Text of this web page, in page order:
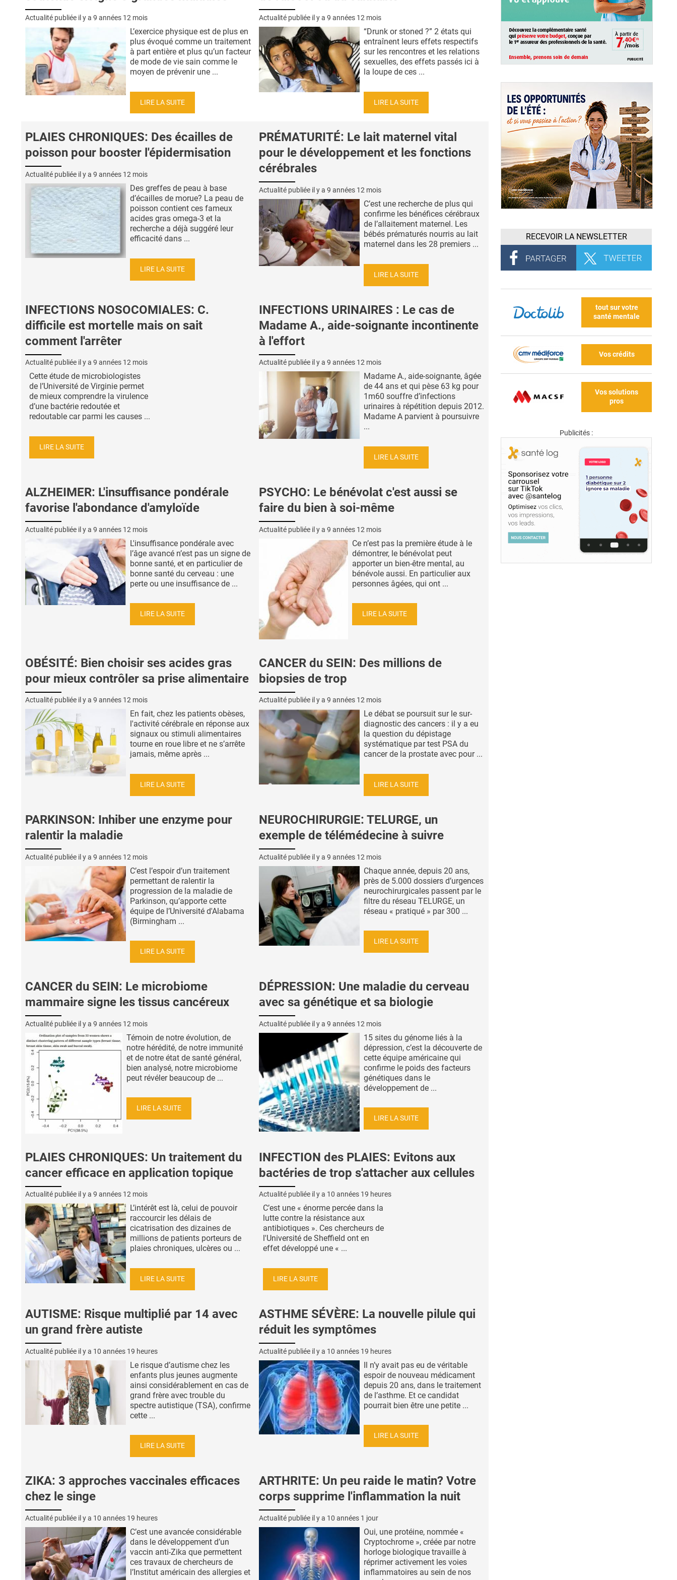
Actualité publiée il y a 9 années 12 mois
L’exercice physique est de plus en
plus évoqué comme un traitement
à part entière et plus qu’un facteur
de mode de vie sain comme le
moyen de prévenir une ...
LIRE LA SUITE
Actualité publiée il y a 9 années 12 mois
“Drunk or stoned ?” 2 états qui
entraînent leurs effets respectifs
sur les rencontres et les relations
sexuelles, des effets passés ici à
la loupe de ces ...
LIRE LA SUITE
PLAIES CHRONIQUES: Des écailles de
poisson pour booster l'épidermisation
Actualité publiée il y a 9 années 12 mois
Des greffes de peau à base
d’écailles de morue? La peau de
poisson contient ces fameux
acides gras omega-3 et la
recherche a déjà suggéré leur
efficacité dans ...
LIRE LA SUITE
PRÉMATURITÉ: Le lait maternel vital
pour le développement et les fonctions
cérébrales
Actualité publiée il y a 9 années 12 mois
C’est une recherche de plus qui
confirme les bénéfices cérébraux
de l’allaitement maternel. Les
bébés prématurés nourris au lait
maternel dans les 28 premiers ...
LIRE LA SUITE
INFECTIONS NOSOCOMIALES: C.
difficile est mortelle mais on sait
comment l'arrêter
Actualité publiée il y a 9 années 12 mois
Cette étude de microbiologistes
de l’Université de Virginie permet
de mieux comprendre la virulence
d’une bactérie redoutée et
redoutable car parmi les causes ...
LIRE LA SUITE
INFECTIONS URINAIRES : Le cas de
Madame A., aide-soignante incontinente
à l'effort
Actualité publiée il y a 9 années 12 mois
Madame A., aide-soignante, âgée
de 44 ans et qui pèse 63 kg pour
1m60 souffre d’infections
urinaires à répétition depuis 2012.
Madame A parvient à poursuivre
...
LIRE LA SUITE
ALZHEIMER: L'insuffisance pondérale
favorise l'abondance d'amyloïde
Actualité publiée il y a 9 années 12 mois
L'insuffisance pondérale avec
l’âge avancé n’est pas un signe de
bonne santé, et en particulier de
bonne santé du cerveau : une
perte ou une insuffisance de ...
LIRE LA SUITE
PSYCHO: Le bénévolat c'est aussi se
faire du bien à soi-même
Actualité publiée il y a 9 années 12 mois
Ce n’est pas la première étude à le
démontrer, le bénévolat peut
apporter un bien-être mental, au
bénévole aussi. En particulier aux
personnes âgées, qui ont ...
LIRE LA SUITE
OBÉSITÉ: Bien choisir ses acides gras
pour mieux contrôler sa prise alimentaire
Actualité publiée il y a 9 années 12 mois
En fait, chez les patients obèses,
l'activité cérébrale en réponse aux
signaux ou stimuli alimentaires
tourne en roue libre et ne s’arrête
jamais, même après ...
LIRE LA SUITE
CANCER du SEIN: Des millions de
biopsies de trop
Actualité publiée il y a 9 années 12 mois
Le débat se poursuit sur le sur-
diagnostic des cancers : il y a eu
la question du dépistage
systématique par test PSA du
cancer de la prostate avec pour ...
LIRE LA SUITE
PARKINSON: Inhiber une enzyme pour
ralentir la maladie
Actualité publiée il y a 9 années 12 mois
C’est l’espoir d’un traitement
permettant de ralentir la
progression de la maladie de
Parkinson, qu’apporte cette
équipe de l’Université d'Alabama
(Birmingham ...
LIRE LA SUITE
NEUROCHIRURGIE: TELURGE, un
exemple de télémédecine à suivre
Actualité publiée il y a 9 années 12 mois
Chaque année, depuis 20 ans,
près de 5.000 dossiers d’urgences
neurochirurgicales passent par le
filtre du réseau TELURGE, un
réseau « pratiqué » par 300 ...
LIRE LA SUITE
CANCER du SEIN: Le microbiome
mammaire signe les tissus cancéreux
Actualité publiée il y a 9 années 12 mois
Témoin de notre évolution, de
notre hérédité, de notre immunité
et de notre état de santé général,
bien analysé, notre microbiome
peut révéler beaucoup de ...
LIRE LA SUITE
DÉPRESSION: Une maladie du cerveau
avec sa génétique et sa biologie
Actualité publiée il y a 9 années 12 mois
15 sites du génome liés à la
dépression, c’est la découverte de
cette équipe américaine qui
confirme le poids des facteurs
génétiques dans le
développement de ...
LIRE LA SUITE
PLAIES CHRONIQUES: Un traitement du
cancer efficace en application topique
Actualité publiée il y a 9 années 12 mois
L’intérêt est là, celui de pouvoir
raccourcir les délais de
cicatrisation des dizaines de
millions de patients porteurs de
plaies chroniques, ulcères ou ...
LIRE LA SUITE
INFECTION des PLAIES: Evitons aux
bactéries de trop s'attacher aux cellules
Actualité publiée il y a 10 années 19 heures
C’est une « énorme percée dans la
lutte contre la résistance aux
antibiotiques ». Ces chercheurs de
l'Université de Sheffield ont en
effet développé une « ...
LIRE LA SUITE
AUTISME: Risque multiplié par 14 avec
un grand frère autiste
Actualité publiée il y a 10 années 19 heures
Le risque d’autisme chez les
enfants plus jeunes augmente
ainsi considérablement en cas de
grand frère avec trouble du
spectre autistique (TSA), confirme
cette ...
LIRE LA SUITE
ASTHME SÉVÈRE: La nouvelle pilule qui
réduit les symptômes
Actualité publiée il y a 10 années 19 heures
Il n’y avait pas eu de véritable
espoir de nouveau médicament
depuis 20 ans, dans le traitement
de l’asthme. Et ce candidat
pourrait bien être une petite ...
LIRE LA SUITE
ZIKA: 3 approches vaccinales efficaces
chez le singe
Actualité publiée il y a 10 années 19 heures
C’est une avancée considérable
dans le développement d’un
vaccin anti-Zika que permettent
ces travaux de chercheurs de
l’Institut américain des allergies et
ARTHRITE: Un peu raide le matin? Votre
corps supprime l'inflammation la nuit
Actualité publiée il y a 10 années 1 jour
Oui, une protéine, nommée «
Cryptochrome », créée par notre
horloge biologique travaille à
réprimer activement les voies
inflammatoires au sein de nos
RECEVOIR LA NEWSLETTER
tout sur votre
santé mentale
Vos crédits
Vos solutions
pros
Publicités :